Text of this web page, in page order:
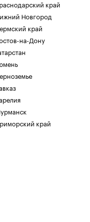
край
Новгород
край
на-Дону
край